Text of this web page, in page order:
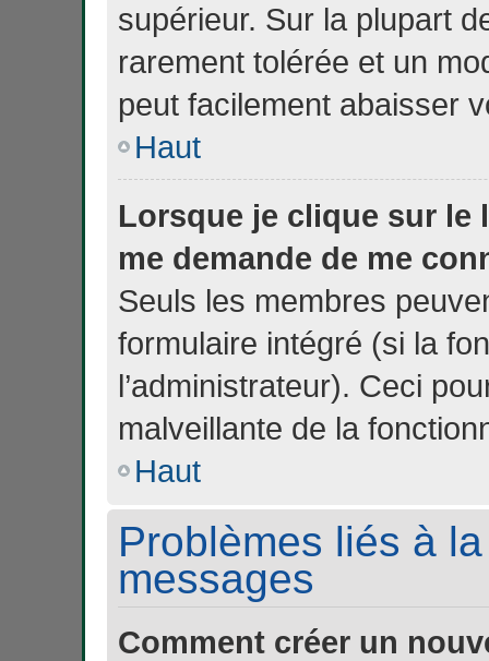
supérieur. Sur la plupart
rarement tolérée et un
peut facilement abaisser
Haut
Lorsque je clique sur le
me demande de me
Seuls les membres
formulaire intégré (si la
l’administrateur). Ceci
malveillante de la
Haut
Problèmes liés à
messages
Comment créer un